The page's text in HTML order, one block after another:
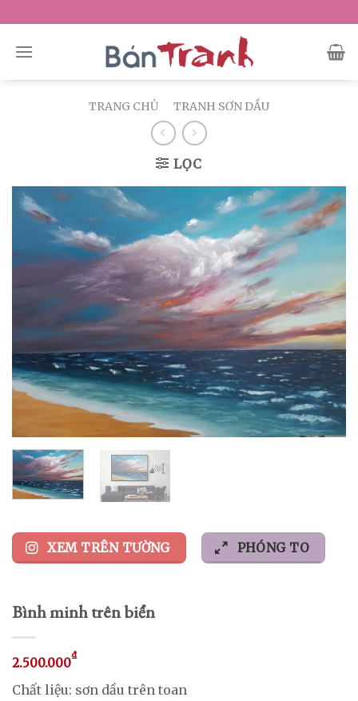
to
content
TRANG CHỦ TRANH SƠN DẦU
LỌC
XEM TRÊN TƯỜNG PHÓNG TO
Bình minh trên biển
2.500.000₫
Chất liệu: sơn dầu trên toan